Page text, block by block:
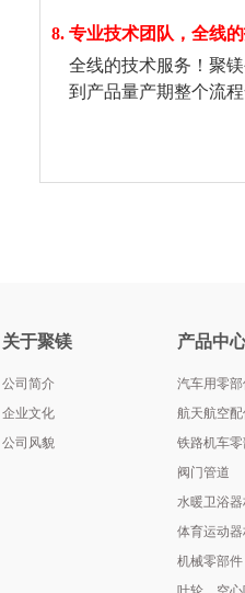
8. 专业技术团队，全线
全线的技术服务！聚镁
到产品量产期整个流程
关于聚镁
公司简介
企业文化
公司风貌
产品中
汽车用零
航天航空
铁路机车
阀门管道
水暖卫浴
体育运动
机械零部件